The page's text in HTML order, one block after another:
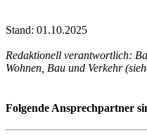
Stand: 01.10.2025
Redaktionell verantwortlich:
Wohnen, Bau und Verkehr
Folgende Ansprechpartner